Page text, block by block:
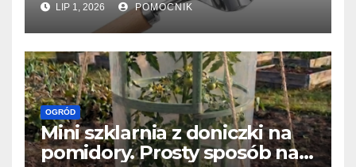
korzeniem
LIP 1, 2026 POMOCNIK
OGRÓD
Mini szklarnia z doniczki na
pomidory. Prosty sposób na